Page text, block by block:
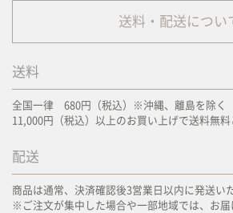
送料・配送につい
送料
全国一律 680円（税込）※沖縄、離島を除く
11,000円（税込）以上のお買い上げで送料無料
配送
商品は通常、決済確認後3営業日以内に発送い
※ご注文が集中した場合や一部地域では、お届